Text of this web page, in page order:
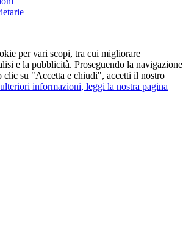
per vari scopi, tra cui migliorare
e la pubblicità. Proseguendo la navigazione
clic su "Accetta e chiudi", accetti il nostro
informazioni, leggi la nostra pagina